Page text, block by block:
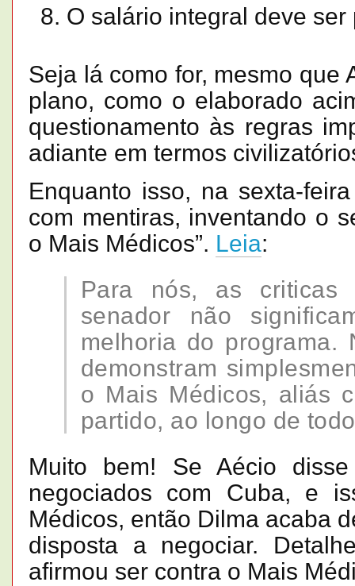
O salário integral deve
Seja lá como for, mesmo que
plano, como o elaborado
questionamento às regras
adiante em termos
Enquanto isso, na sexta-
com mentiras, inventando o
o Mais Médicos”. Leia:
Para nós, as criticas
senador não
melhoria do programa.
demonstram
o Mais Médicos, aliás
partido, ao longo de
Muito bem! Se Aécio
negociados com Cuba, e
Médicos, então Dilma acaba
disposta a negociar.
afirmou ser contra o Mais